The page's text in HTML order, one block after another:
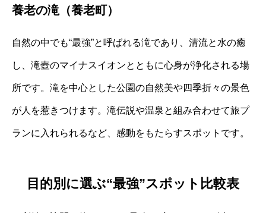
養老の滝（養老町）
自然の中でも“最強”と呼ばれる滝であり、清流と水の癒
し、滝壺のマイナスイオンとともに心身が浄化される場
所です。滝を中心とした公園の自然美や四季折々の景色
が人を惹きつけます。滝伝説や温泉と組み合わせて旅プ
ランに入れられるなど、感動をもたらすスポットです。
目的別に選ぶ“最強”スポット比較表